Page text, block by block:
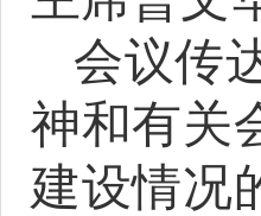
会议传
神和有关
建设情况